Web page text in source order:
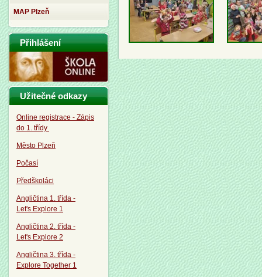
MAP Plzeň
Přihlášení
Užitečné odkazy
Online registrace - Zápis
do 1. třídy
Město Plzeň
Počasí
Předškoláci
Angličtina 1. třída -
Let's Explore 1
Angličtina 2. třída -
Let's Explore 2
Angličtina 3. třída -
Explore Together 1